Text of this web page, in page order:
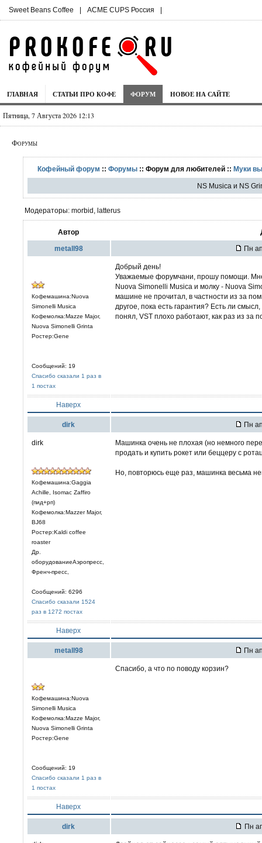
Sweet Beans Coffee | ACME CUPS Россия |
ГЛАВНАЯ СТАТЬИ ПРО КОФЕ ФОРУМ НОВОЕ НА САЙТЕ
Пятница, 7 Августа 2026 12:13
Форумы
Кофейный форум ::Форумы :: Форум для любителей ::Муки
NS Musica и NS
Модераторы: morbid, latterus
Автор
metall98 Пн
Кофемашина:Nuova
Simonelli Musica
Кофемолка:Mazze Major,
Nuova Simonelli Grinta
Ростер:Gene
Сообщений: 19
Спасибо сказали 1 раз в
1 постах
Добрый день!
Уважаемые форумчани, прошу помощи.
Nuova Simonelli Musica и молку - Nuova
машине не прочитал, в частности из за
другое, пока есть гарантия? Есть ли
понял, VST плохо работают, как раз из за
Наверх
dirk Пн
dirk
Кофемашина:Gaggia
Achille, Isomac Zaffiro
(пид+рп)
Кофемолка:Mazzer Major,
BJ68
Ростер:Kaldi coffee
roaster
Др.
оборудованиеАэропресс,
Френч-пресс,
Сообщений: 6296
Спасибо сказали 1524
раз в 1272 постах
Машинка очень не плохая (но немного
продать и купить рокет или беццеру с
Но, повторюсь еще раз, машинка весьма
Наверх
metall98 Пн
Кофемашина:Nuova
Simonelli Musica
Кофемолка:Mazze Major,
Nuova Simonelli Grinta
Ростер:Gene
Сообщений: 19
Спасибо сказали 1 раз в
1 постах
Спасибо, а что по поводу корзин?
Наверх
dirk Пн